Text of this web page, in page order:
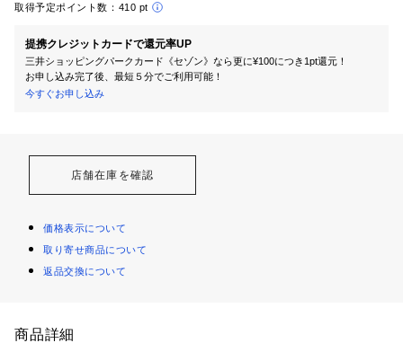
取得予定ポイント数： 410 pt
提携クレジットカードで還元率UP
三井ショッピングパークカード《セゾン》なら更に¥100につき1pt還元！
お申し込み完了後、最短５分でご利用可能！
今すぐお申し込み
店舗在庫を確認
価格表示について
取り寄せ商品について
返品交換について
商品詳細